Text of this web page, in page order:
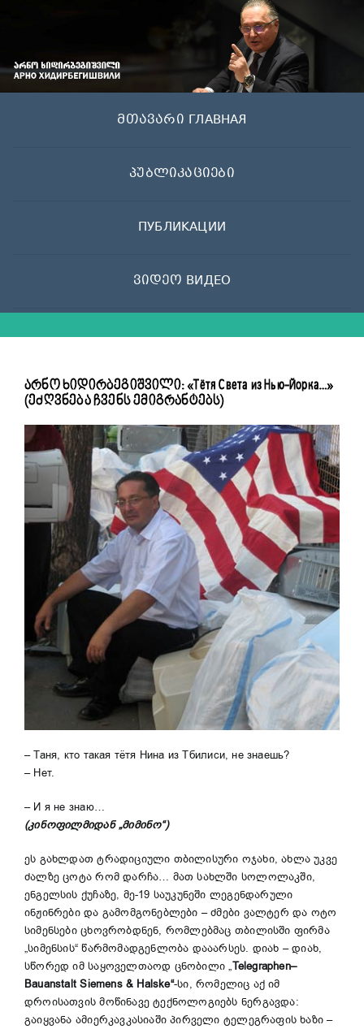
მთავარი ГЛАВНАЯ
პუბლიკაციები
ПУБЛИКАЦИИ
ვიდეო ВИДЕО
არნო ხიდირბეგიშვილი: «Тётя Света из Нью-Йорка…»
(ეძღვნება ჩვენს ემიგრანტებს)
– Таня, кто такая тётя Нина из Тбилиси, не знаешь?
– Нет.
– И я не знаю…
(კინოფილმიდან „მიმინო“)
ეს გახლდათ ტრადიციული თბილისური ოჯახი, ახლა უკვე
ძალზე ცოტა რომ დარჩა… მათ სახლში სოლოლაკში,
ენგელსის ქუჩაზე, მე-19 საუკუნეში ლეგენდარული
ინჟინრები და გამომგონებლები – ძმები ვალტერ და ოტო
სიმენსები ცხოვრობდნენ, რომლებმაც თბილისში ფირმა
„სიმენსის“ წარმომადგენლობა დააარსეს. დიახ – დიახ,
სწორედ იმ საყოველთაოდ ცნობილი „Telegraphen–
Bauanstalt Siemens& Halske“-სი, რომელიც აქ იმ
დროისათვის მოწინავე ტექნოლოგიებს ნერგავდა:
გაიყვანა ამიერკავკასიაში პირველი ტელეგრაფის ხაზი –